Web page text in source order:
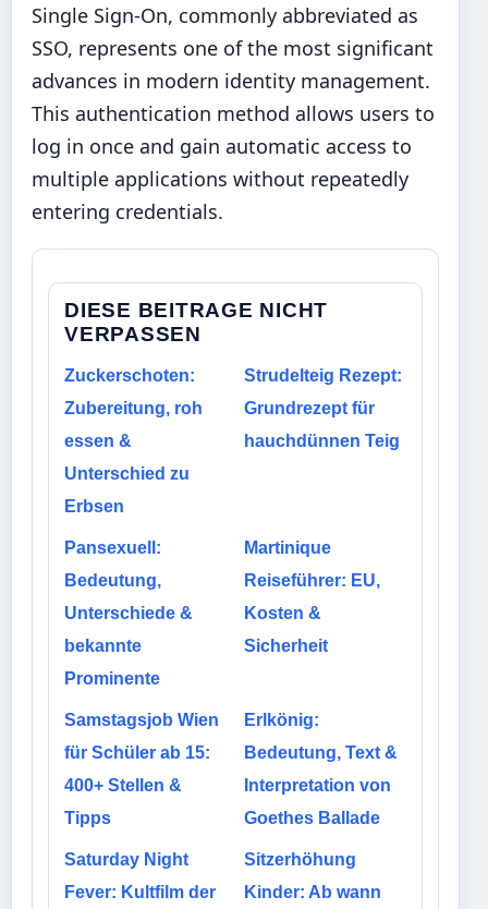
Single Sign-On, commonly abbreviated as
SSO, represents one of the most significant
advances in modern identity management.
This authentication method allows users to
log in once and gain automatic access to
multiple applications without repeatedly
entering credentials.
DIESE BEITRAGE NICHT
VERPASSEN
Zuckerschoten:
Zubereitung, roh
essen &
Unterschied zu
Erbsen
Strudelteig Rezept:
Grundrezept für
hauchdünnen Teig
Pansexuell:
Bedeutung,
Unterschiede &
bekannte
Prominente
Martinique
Reiseführer: EU,
Kosten &
Sicherheit
Samstagsjob Wien
für Schüler ab 15:
400+ Stellen &
Tipps
Erlkönig:
Bedeutung, Text &
Interpretation von
Goethes Ballade
Saturday Night
Fever: Kultfilm der
Sitzerhöhung
Kinder: Ab wann